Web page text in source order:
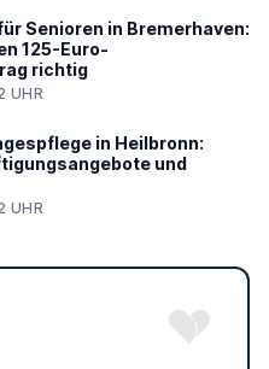
Senioren in Bremerhaven:
125-Euro-
richtig
UHR
in Heilbronn:
und
UHR